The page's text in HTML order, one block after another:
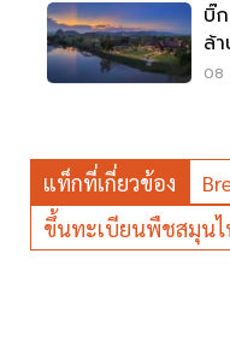
บิ๊
ล้
ห
08
แท็กที่เกี่ยวข้อง
ขึ้นทะเบียนพืชสมุนไ